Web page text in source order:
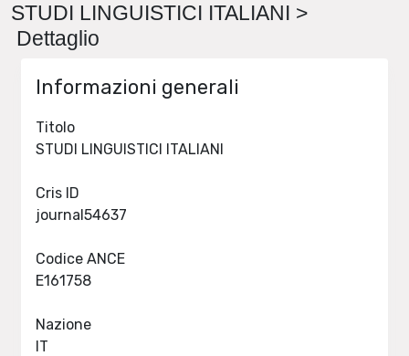
STUDI LINGUISTICI ITALIANI >
Dettaglio
Informazioni generali
Titolo
Cris ID
Codice ANCE
Nazione